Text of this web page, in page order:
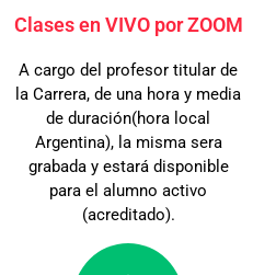
Clases en VIVO por ZOOM
A cargo del profesor titular de
la Carrera, de una hora y media
de duración(hora local
Argentina), la misma sera
grabada y estará disponible
para el alumno activo
(acreditado).